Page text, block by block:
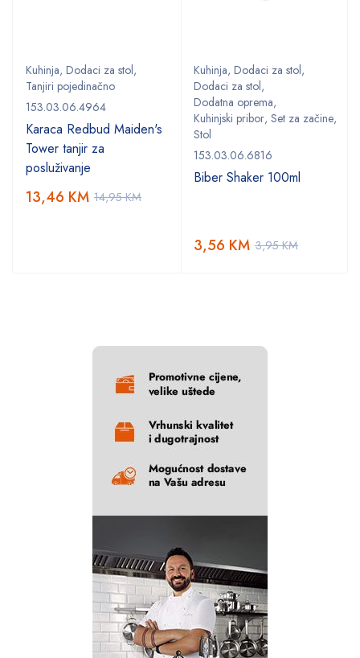
Kuhinja, Dodaci za stol,
Tanjiri pojedinačno
153.03.06.4964
Karaca Redbud Maiden's
Tower tanjir za
posluživanje
14,95KM
13,46 KM
Kuhinja, Dodaci za stol,
Dodaci za stol,
Dodatna oprema,
Kuhinjski pribor, Set za začine,
Stol
153.03.06.6816
Biber Shaker 100ml
3,95KM
3,56 KM